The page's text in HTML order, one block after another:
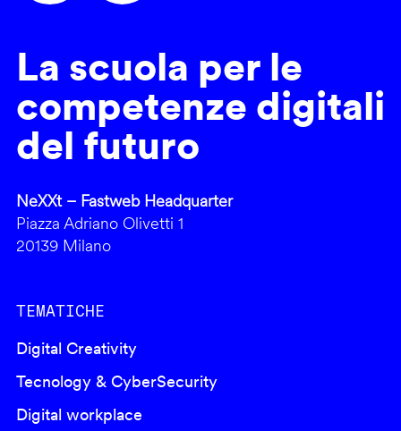
La scuola per le
competenze digitali
del futuro
NeXXt – Fastweb Headquarter
Piazza Adriano Olivetti 1
20139 Milano
TEMATICHE
Digital Creativity
Tecnology & CyberSecurity
Digital workplace